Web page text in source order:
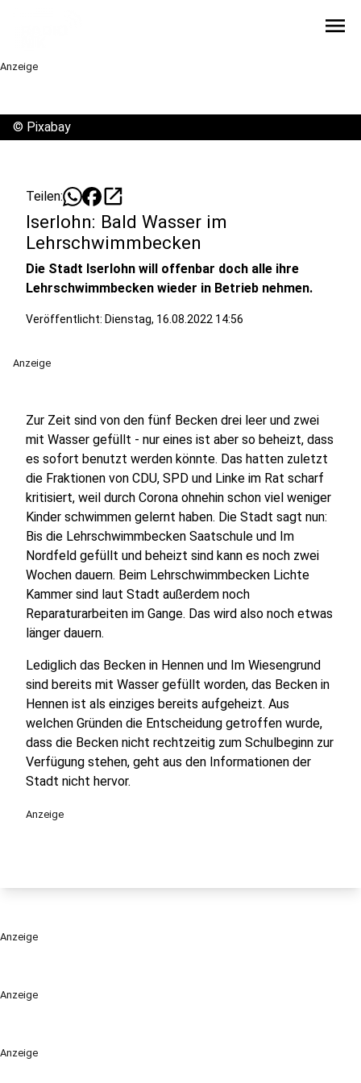
menu
Anzeige
Anzeige
Anzeige
© Pixabay
Teilen: open_in_new
Iserlohn: Bald Wasser im
Lehrschwimmbecken
Die Stadt Iserlohn will offenbar doch alle ihre
Lehrschwimmbecken wieder in Betrieb nehmen.
Veröffentlicht: Dienstag, 16.08.2022 14:56
Anzeige
Zur Zeit sind von den fünf Becken drei leer und zwei
mit Wasser gefüllt - nur eines ist aber so beheizt, dass
es sofort benutzt werden könnte. Das hatten zuletzt
die Fraktionen von CDU, SPD und Linke im Rat scharf
kritisiert, weil durch Corona ohnehin schon viel weniger
Kinder schwimmen gelernt haben. Die Stadt sagt nun:
Bis die Lehrschwimmbecken Saatschule und Im
Nordfeld gefüllt und beheizt sind kann es noch zwei
Wochen dauern. Beim Lehrschwimmbecken Lichte
Kammer sind laut Stadt außerdem noch
Reparaturarbeiten im Gange. Das wird also noch etwas
länger dauern.
Lediglich das Becken in Hennen und Im Wiesengrund
sind bereits mit Wasser gefüllt worden, das Becken in
Hennen ist als einziges bereits aufgeheizt. Aus
welchen Gründen die Entscheidung getroffen wurde,
dass die Becken nicht rechtzeitig zum Schulbeginn zur
Verfügung stehen, geht aus den Informationen der
Stadt nicht hervor.
Anzeige
Anzeige